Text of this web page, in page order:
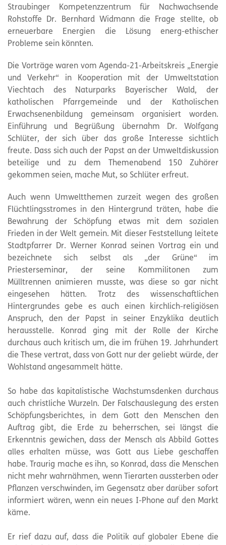
Straubinger Kompetenzzentrum für Nachwachsende
Rohstoffe Dr. Bernhard Widmann die Frage stellte, ob
erneuerbare Energien die Lösung energ-ethischer
Probleme sein könnten.
Die Vorträge waren vom Agenda-21-Arbeitskreis „Energie
und Verkehr“ in Kooperation mit der Umweltstation
Viechtach des Naturparks Bayerischer Wald, der
katholischen Pfarrgemeinde und der Katholischen
Erwachsenenbildung gemeinsam organisiert worden.
Einführung und Begrüßung übernahm Dr. Wolfgang
Schlüter, der sich über das große Interesse sichtlich
freute. Dass sich auch der Papst an der Umweltdiskussion
beteilige und zu dem Themenabend 150 Zuhörer
gekommen seien, mache Mut, so Schlüter erfreut.
Auch wenn Umweltthemen zurzeit wegen des großen
Flüchtlingsstromes in den Hintergrund träten, habe die
Bewahrung der Schöpfung etwas mit dem sozialen
Frieden in der Welt gemein. Mit dieser Feststellung leitete
Stadtpfarrer Dr. Werner Konrad seinen Vortrag ein und
bezeichnete sich selbst als „der Grüne“ im
Priesterseminar, der seine Kommilitonen zum
Mülltrennen animieren musste, was diese so gar nicht
eingesehen hätten. Trotz des wissenschaftlichen
Hintergrundes gebe es auch einen kirchlich-religiösen
Anspruch, den der Papst in seiner Enzyklika deutlich
herausstelle. Konrad ging mit der Rolle der Kirche
durchaus auch kritisch um, die im frühen 19. Jahrhundert
die These vertrat, dass von Gott nur der geliebt würde, der
Wohlstand angesammelt hätte.
So habe das kapitalistische Wachstumsdenken durchaus
auch christliche Wurzeln. Der Falschauslegung des ersten
Schöpfungsberichtes, in dem Gott den Menschen den
Auftrag gibt, die Erde zu beherrschen, sei längst die
Erkenntnis gewichen, dass der Mensch als Abbild Gottes
alles erhalten müsse, was Gott aus Liebe geschaffen
habe. Traurig mache es ihn, so Konrad, dass die Menschen
nicht mehr wahrnähmen, wenn Tierarten aussterben oder
Pflanzen verschwinden, im Gegensatz aber darüber sofort
informiert wären, wenn ein neues I-Phone auf den Markt
käme.
Er rief dazu auf, dass die Politik auf globaler Ebene die